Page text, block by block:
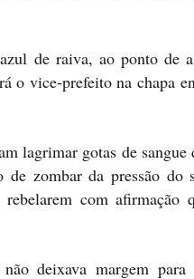
de raiva, ao ponto de
o vice-prefeito na chapa
lagrimar gotas de
zombar da pressão do
com
deixava margem